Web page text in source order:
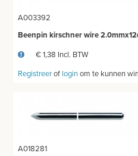
A003392
Beenpin kirschner wire
€ 1,38 Incl. BTW
Registreerof loginom te kunnen
A018281